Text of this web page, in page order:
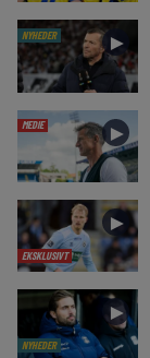
NYHEDER ►
MEDIE ►
EKSKLUSIVT
►
NYHEDER
►